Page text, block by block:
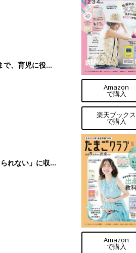
、育児に役立
れない」に収納
Amazon
で購入
楽天ブックス
で購入
Amazon
で購入